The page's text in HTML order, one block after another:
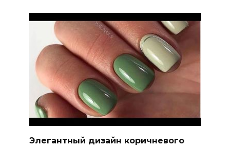
Элегантный дизайн коричневого